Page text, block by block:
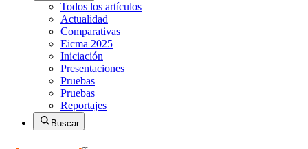
Todos los artículos
Actualidad
Comparativas
Eicma 2025
Iniciación
Presentaciones
Pruebas
Pruebas
Reportajes
Buscar